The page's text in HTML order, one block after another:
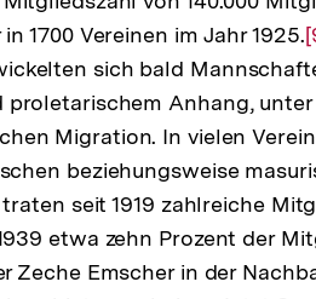
Fußnote
1700 Vereinen im Jahr 1925.
sich bald
Anhang, unter
Migration. In vielen
beziehungsweise
seit 1919 zahlreiche
etwa zehn Prozent der
Zeche Emscher in der